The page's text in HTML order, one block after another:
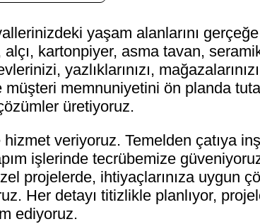
yaşam alanlarını
kartonpiyer, asma tavan,
yazlıklarınızı,
müşteri memnuniyetini ön planda
üretiyoruz.
veriyoruz. Temelden çatıya
işlerinde tecrübemize
projelerde, ihtiyaçlarınıza uygun
Her detayı titizlikle planlıyor,
ediyoruz.